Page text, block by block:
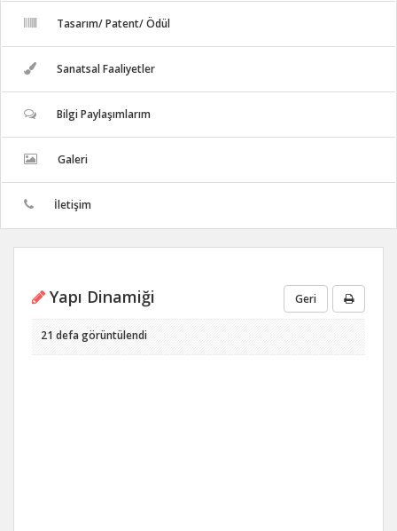
Tasarım/ Patent/ Ödül
Sanatsal Faaliyetler
Bilgi Paylaşımlarım
Galeri
İletişim
Yapı Dinamiği Geri
21 defa görüntülendi